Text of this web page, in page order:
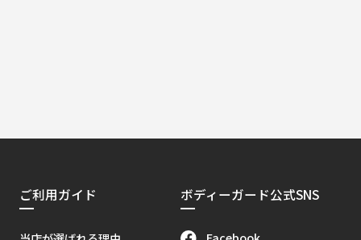
ご利用ガイド ボディーガード公式SNS